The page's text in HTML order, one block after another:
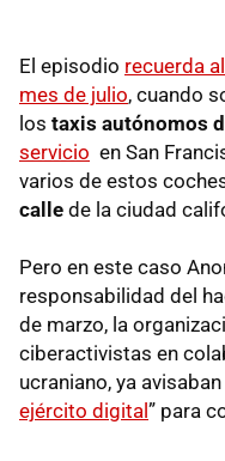
El episodio recuerda
mes de julio, cuando
los taxis autónomos
servicio en San
varios de estos
calle de la ciudad
Pero en este caso
responsabilidad del
de marzo, la
ciberactivistas en
ucraniano, ya avisaban
ejército digital” para